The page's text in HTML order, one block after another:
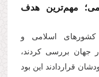
مهم‌ترین هدف
کشورهای اسلامی و
جهان بررسی کردند،
قراردادند این بود